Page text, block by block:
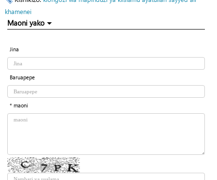
khamenei
Maoni yako
Jina
Baruapepe
* maoni